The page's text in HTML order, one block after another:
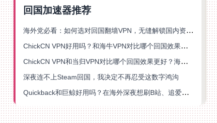
回国加速器推荐
海外党必看：如何选对回国翻墙VPN，无缝解锁国内资源？
ChickCN VPN好用吗？和海牛VPN对比哪个回国效果更好？
ChickCN VPN和当归VPN对比哪个回国效果更好？海外党亲测后选了它
深夜连不上Steam回国，我决定不再忍受这数字鸿沟
Quickback和巨鲸好用吗？在海外深夜想刷B站、追爱奇艺的你，或许正需要这份答案